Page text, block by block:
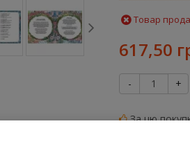
Товар
617,50
- +
За цю